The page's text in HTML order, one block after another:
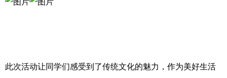
此次活动让同学们感受到了传统文化的魅力，作为美好生活